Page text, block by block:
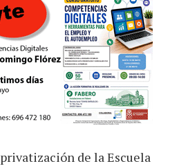
de la Escuela